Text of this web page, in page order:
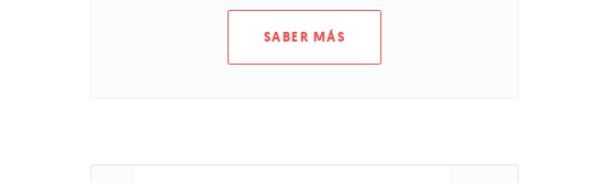
SABER MÁS